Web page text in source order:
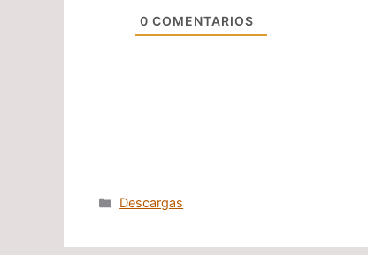
0 COMENTARIOS
Categorías
Descargas